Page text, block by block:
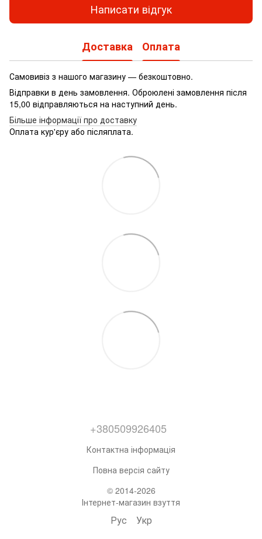
Написати відгук
Доставка Оплата
Самовивіз з нашого магазину — безкоштовно.
Відправки в день замовлення. Оброюлені замовлення після
15,00 відправляються на наступний день.
Більше інформації про доставку
Оплата кур'єру або післяплата.
+380509926405
Контактна інформація
Повна версія сайту
© 2014-2026
Інтернет-магазин взуття
Рус Укр